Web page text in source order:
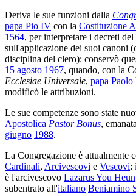
Deriva le sue funzioni dalla
papa Pio IV con la Costituzione
1564, per interpretare i decreti del
sull'applicazione dei suoi canoni
disciplina del clero): conservò
15 agosto 1967, quando, con la
Ecclesiae Universale, papa
modificò le attribuzioni.
Le sue competenze sono state
Apostolica Pastor Bonus,
giugno 1988.
La Congregazione è attualmente
Cardinali, Arcivescovi e Vescovi:
è l'arcivescovo Lazarus You
subentrato all'italiano Beniamino